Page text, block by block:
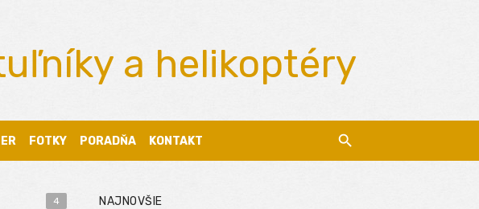
a helikoptéry
FOTKY PORADŇA KONTAKT
4 NAJNOVŠIE